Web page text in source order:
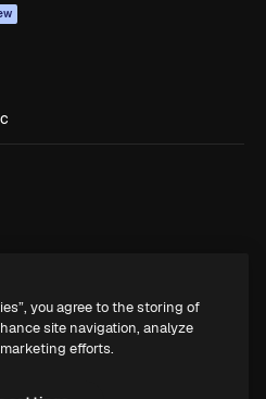
you agree to the storing of
site navigation, analyze
efforts.